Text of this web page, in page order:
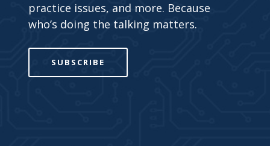
practice issues, and more. Because
who’s doing the talking matters.
SUBSCRIBE